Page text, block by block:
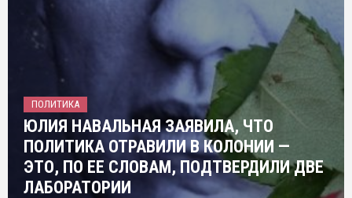
ПОЛИТИКА
ЮЛИЯ НАВАЛЬНАЯ ЗАЯВИЛА, ЧТО
ПОЛИТИКА ОТРАВИЛИ В КОЛОНИИ —
ЭТО, ПО ЕЕ СЛОВАМ, ПОДТВЕРДИЛИ ДВЕ
ЛАБОРАТОРИИ